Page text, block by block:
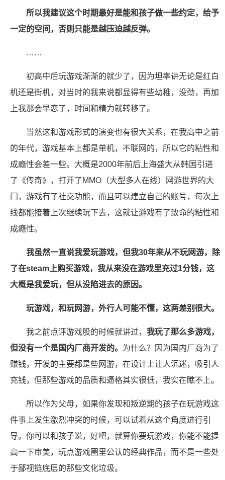
所以我建议这个时期最好是能和孩子做一些约定，给予
一定的空间，否则只能是越压迫越反弹。
……
初高中后玩游戏渐渐的就少了，因为坦率讲无论是红白
机还是街机，对当时的我来说都显得有些幼稚，没劲，再加
上我那会早恋了，时间和精力就转移了。
当然这和游戏形式的演变也有很大关系，在我高中之前
的年代，游戏基本上都是单机，不联网的，所以它的粘性和
成瘾性会差一些。大概是2000年前后上海盛大从韩国引进
了《传奇》，打开了MMO（大型多人在线）网游世界的大
门，游戏有了社交功能，而且可以建立自己的账号，每次上
线都能接着上次继续玩下去，这就让游戏有了致命的粘性和
成瘾性。
我虽然一直说我爱玩游戏，但我30年来从不玩网游，除
了在steam上购买游戏，我从来没在游戏里充过1分钱，这
大概是我爱玩，但从没陷进去的原因。
玩游戏，和玩网游，外行人可能不懂，这两差别很大。
我之前点评游戏股的时候就讲过， 我玩了那么多游戏，
但没有一个是国内厂商开发的。 为什么？因为国内厂商为了
赚钱，开发的主要都是些网游，在设计上让人沉迷，吸引人
充钱，但那些游戏的品质和逼格其实很低，我实在瞧不上。
所以作为父母，如果你发现和叛逆期的孩子在玩游戏这
件事上发生激烈冲突的时候，可以试着从这个角度进行引
导。你可以和孩子说，好吧，就算你要玩游戏，你能不能提
高一下审美，玩点游戏圈里公认的经典作品，而不是一些处
于鄙视链底层的那些文化垃圾。